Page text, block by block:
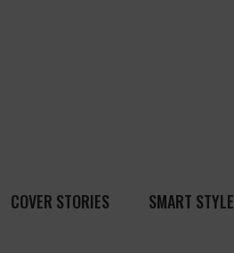
COVER STORIES SMART STYLE